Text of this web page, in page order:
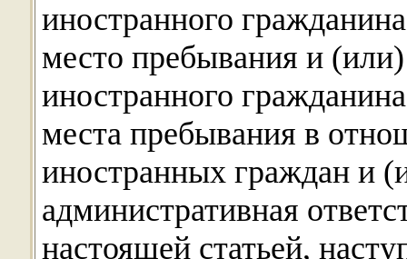
иностранного
место пребывания и
иностранного
места пребывания в
иностранных граждан и
административная
настоящей статьей,